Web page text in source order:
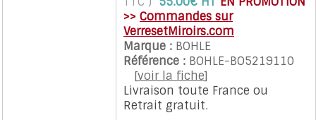
façonnage particulier du verre
(encoches). L'ouverture de la
porte peu être faite à 90° dans
les 2 sens. L'écart entre le mur
et le verre est de 8 mm. Les
charnières assurent un rappel
automatique sur la position
neutre dans une zone de plus
>> Commandes sur
VerresetMiroirs.com
Marque : BOHLE
Référence : BOHLE-BO5219110
[voir la fiche]
Livraison toute France ou
Retrait gratuit.